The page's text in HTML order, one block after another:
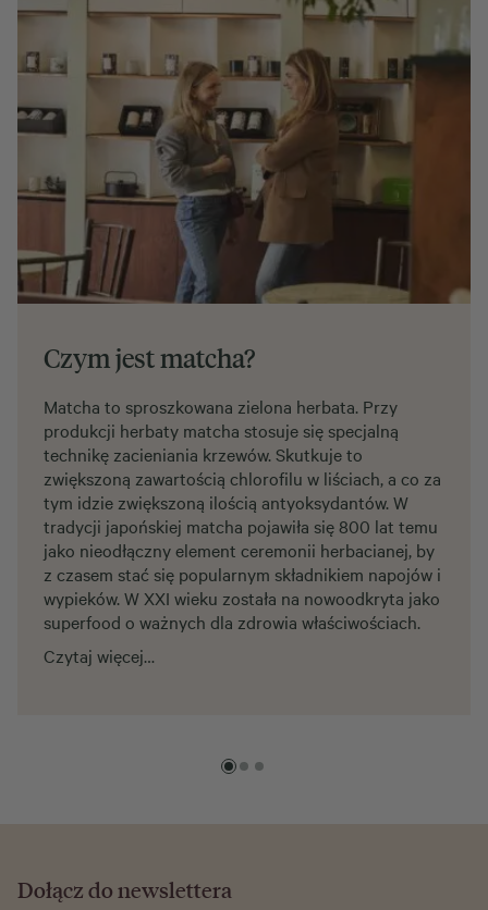
Czym jest matcha?
Matcha to sproszkowana zielona herbata. Przy
produkcji herbaty matcha stosuje się specjalną
technikę zacieniania krzewów. Skutkuje to
zwiększoną zawartością chlorofilu w liściach, a co za
tym idzie zwiększoną ilością antyoksydantów. W
tradycji japońskiej matcha pojawiła się 800 lat temu
jako nieodłączny element ceremonii herbacianej, by
z czasem stać się popularnym składnikiem napojów i
wypieków. W XXI wieku została na nowoodkryta jako
superfood o ważnych dla zdrowia właściwościach.
Czytaj więcej…
Dołącz do newslettera